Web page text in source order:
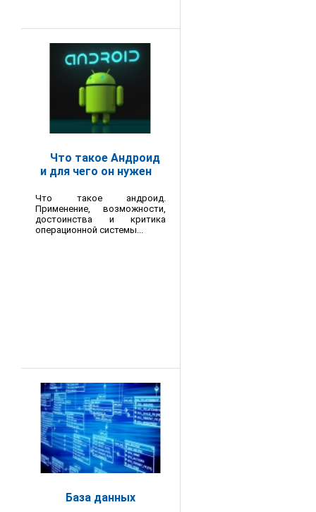
Что такое Андроид
и для чего он нужен
Что такое андроид.
Применение, возможности,
достоинства и критика
операционной системы...
База данных